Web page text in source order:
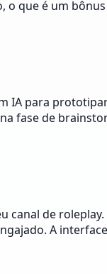
que é um
IA para
fase de
canal de
A